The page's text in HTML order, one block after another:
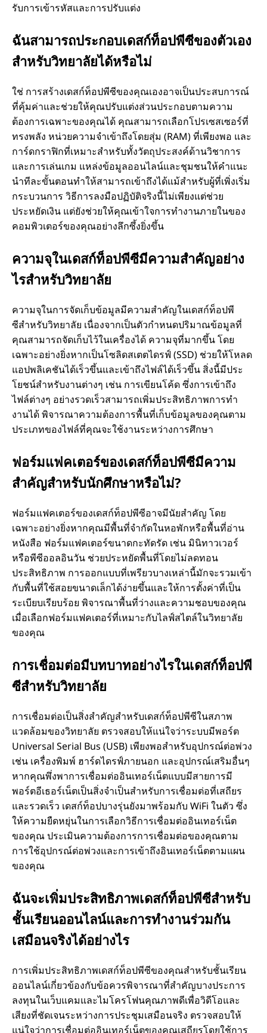
ลั
รับการเข้ารหัสและการปรับแต่ง
ฉันสามารถประกอบเดสก์ท็อปพีซีของตัวเอง
สําหรับวิทยาลัยได้หรือไม่
ใช่ การสร้างเดสก์ท็อปพีซีของคุณเองอาจเป็นประสบการณ์
ที่คุ้มค่าและช่วยให้คุณปรับแต่งส่วนประกอบตามความ
ต้องการเฉพาะของคุณได้ คุณสามารถเลือกโปรเซสเซอร์ที่
ทรงพลัง หน่วยความจําเข้าถึงโดยสุ่ม (RAM) ที่เพียงพอ และ
การ์ดกราฟิกที่เหมาะสําหรับทั้งวัตถุประสงค์ด้านวิชาการ
และการเล่นเกม แหล่งข้อมูลออนไลน์และชุมชนให้คําแนะ
นําทีละขั้นตอนทําให้สามารถเข้าถึงได้แม้สําหรับผู้ที่เพิ่งเริ่ม
กระบวนการ วิธีการลงมือปฏิบัติจริงนี้ไม่เพียงแต่ช่วย
ประหยัดเงิน แต่ยังช่วยให้คุณเข้าใจการทํางานภายในของ
คอมพิวเตอร์ของคุณอย่างลึกซึ้งยิ่งขึ้น
ความจุในเดสก์ท็อปพีซีมีความสําคัญอย่าง
ไรสําหรับวิทยาลัย
ความจุในการจัดเก็บข้อมูลมีความสําคัญในเดสก์ท็อปพี
ซีสําหรับวิทยาลัย เนื่องจากเป็นตัวกําหนดปริมาณข้อมูลที่
คุณสามารถจัดเก็บไว้ในเครื่องได้ ความจุที่มากขึ้น โดย
เฉพาะอย่างยิ่งหากเป็นโซลิดสเตตไดรฟ์ (SSD) ช่วยให้โหลด
แอปพลิเคชันได้เร็วขึ้นและเข้าถึงไฟล์ได้เร็วขึ้น สิ่งนี้มีประ
โยชน์สําหรับงานต่างๆ เช่น การเขียนโค้ด ซึ่งการเข้าถึง
ไฟล์ต่างๆ อย่างรวดเร็วสามารถเพิ่มประสิทธิภาพการทํา
งานได้ พิจารณาความต้องการพื้นที่เก็บข้อมูลของคุณตาม
ประเภทของไฟล์ที่คุณจะใช้งานระหว่างการศึกษา
ฟอร์มแฟคเตอร์ของเดสก์ท็อปพีซีมีความ
สําคัญสําหรับนักศึกษาหรือไม่?
ฟอร์มแฟคเตอร์ของเดสก์ท็อปพีซีอาจมีนัยสําคัญ โดย
เฉพาะอย่างยิ่งหากคุณมีพื้นที่จํากัดในหอพักหรือพื้นที่อ่าน
หนังสือ ฟอร์มแฟคเตอร์ขนาดกะทัดรัด เช่น มินิทาวเวอร์
หรือพีซีออลอินวัน ช่วยประหยัดพื้นที่โดยไม่ลดทอน
ประสิทธิภาพ การออกแบบที่เพรียวบางเหล่านี้มักจะรวมเข้า
กับพื้นที่ใช้สอยขนาดเล็กได้ง่ายขึ้นและให้การตั้งค่าที่เป็น
ระเบียบเรียบร้อย พิจารณาพื้นที่ว่างและความชอบของคุณ
เมื่อเลือกฟอร์มแฟคเตอร์ที่เหมาะกับไลฟ์สไตล์ในวิทยาลัย
ของคุณ
การเชื่อมต่อมีบทบาทอย่างไรในเดสก์ท็อปพี
ซีสําหรับวิทยาลัย
การเชื่อมต่อเป็นสิ่งสําคัญสําหรับเดสก์ท็อปพีซีในสภาพ
แวดล้อมของวิทยาลัย ตรวจสอบให้แน่ใจว่าระบบมีพอร์ต
Universal Serial Bus (USB) เพียงพอสําหรับอุปกรณ์ต่อพ่วง
เช่น เครื่องพิมพ์ ฮาร์ดไดรฟ์ภายนอก และอุปกรณ์เสริมอื่นๆ
หากคุณพึ่งพาการเชื่อมต่ออินเทอร์เน็ตแบบมีสายการมี
พอร์ตอีเธอร์เน็ตเป็นสิ่งจําเป็นสําหรับการเชื่อมต่อที่เสถียร
และรวดเร็ว เดสก์ท็อปบางรุ่นยังมาพร้อมกับ WiFi ในตัว ซึ่ง
ให้ความยืดหยุ่นในการเลือกวิธีการเชื่อมต่ออินเทอร์เน็ต
ของคุณ ประเมินความต้องการการเชื่อมต่อของคุณตาม
การใช้อุปกรณ์ต่อพ่วงและการเข้าถึงอินเทอร์เน็ตตามแผน
ของคุณ
ฉันจะเพิ่มประสิทธิภาพเดสก์ท็อปพีซีสําหรับ
ชั้นเรียนออนไลน์และการทํางานร่วมกัน
เสมือนจริงได้อย่างไร
การเพิ่มประสิทธิภาพเดสก์ท็อปพีซีของคุณสําหรับชั้นเรียน
ออนไลน์เกี่ยวข้องกับข้อควรพิจารณาที่สําคัญบางประการ
ลงทุนในเว็บแคมและไมโครโฟนคุณภาพดีเพื่อวิดีโอและ
เสียงที่ชัดเจนระหว่างการประชุมเสมือนจริง ตรวจสอบให้
แน่ใจว่าการเชื่อมต่ออินเทอร์เน็ตของคุณเสถียรโดยใช้การ